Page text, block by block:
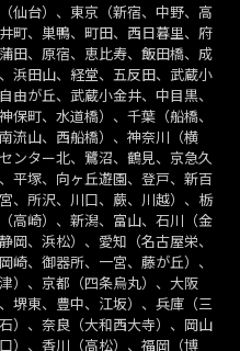
仙台）、東京（新宿、中野、高
町、巣鴨、町田、西日暮里、府
田、原宿、恵比寿、飯田橋、成
浜田山、経堂、五反田、武蔵小
由が丘、武蔵小金井、中目黒、
町、水道橋）、千葉（船橋、
流山、西船橋）、神奈川（横
ンター北、鷺沼、鶴見、京急久
平塚、向ヶ丘遊園、登戸、新百
、所沢、川口、蕨、川越）、栃
高崎）、新潟、富山、石川（金
、浜松）、愛知（名古屋栄、
、御器所、一宮、藤が丘）、
）、京都（四条烏丸）、大阪
堺東、豊中、江坂）、兵庫（三
）、奈良（大和西大寺）、岡山
）、香川（高松）、福岡（博